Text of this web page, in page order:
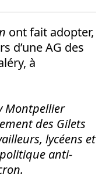
ont fait adopter,
d’une AG des
à
Montpellier
des Gilets
lycéens et
anti-